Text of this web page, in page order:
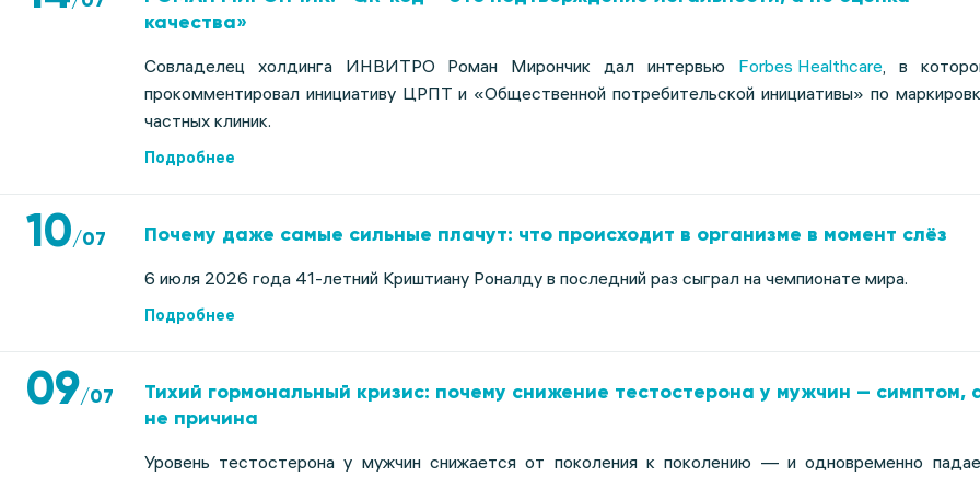
качества»
Совладелец холдинга ИНВИТРО Роман Мирончик дал интервью Forbes Healthcare, в
прокомментировал инициативу ЦРПТ и «Общественной потребительской инициативы» по
частных клиник.
Подробнее
10/07 Почему даже самые сильные плачут: что происходит в организме в момент слёз
6 июля 2026 года 41-летний Криштиану Роналду в последний раз сыграл на чемпионате мира.
Подробнее
09/07
Тихий гормональный кризис: почему снижение тестостерона у мужчин — симптом,
не причина
Уровень тестостерона у мужчин снижается от поколения к поколению — и одновременно